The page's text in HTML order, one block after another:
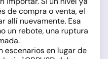
de compra o venta, el
allí nuevamente. Esa
un rebote, una ruptura
escenarios en lugar de